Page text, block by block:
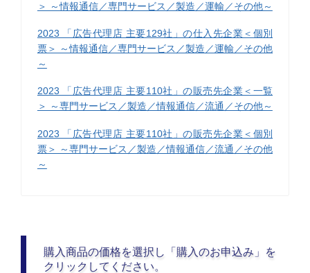
＞ ～情報通信／専門サービス／製造／運輸／その他～
2023 「広告代理店 主要129社」の仕入先企業＜個別
票＞ ～情報通信／専門サービス／製造／運輸／その他
～
2023 「広告代理店 主要110社」の販売先企業＜一覧
＞ ～専門サービス／製造／情報通信／流通／その他～
2023 「広告代理店 主要110社」の販売先企業＜個別
票＞ ～専門サービス／製造／情報通信／流通／その他
～
購入商品の価格を選択し「購入のお申込み」を
クリックしてください。